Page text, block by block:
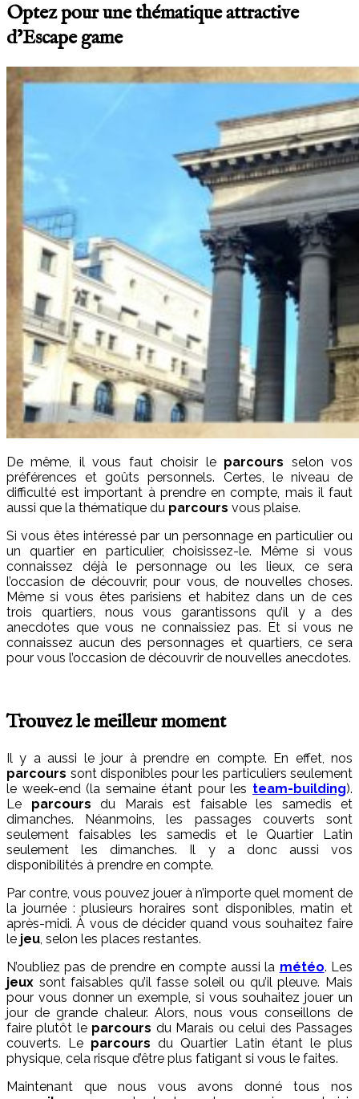
Optez pour une thématique attractive
d’Escape game
De même, il vous faut choisir le parcours selon vos
préférences et goûts personnels. Certes, le niveau de
difficulté est important à prendre en compte, mais il faut
aussi que la thématique du parcours vous plaise.
Si vous êtes intéressé par un personnage en particulier ou
un quartier en particulier, choisissez-le. Même si vous
connaissez déjà le personnage ou les lieux, ce sera
l’occasion de découvrir, pour vous, de nouvelles choses.
Même si vous êtes parisiens et habitez dans un de ces
trois quartiers, nous vous garantissons qu’il y a des
anecdotes que vous ne connaissiez pas. Et si vous ne
connaissez aucun des personnages et quartiers, ce sera
pour vous l’occasion de découvrir de nouvelles anecdotes.
Trouvez le meilleur moment
Il y a aussi le jour à prendre en compte. En effet, nos
parcours sont disponibles pour les particuliers seulement
le week-end (la semaine étant pour les team-building).
Le parcours du Marais est faisable les samedis et
dimanches. Néanmoins, les passages couverts sont
seulement faisables les samedis et le Quartier Latin
seulement les dimanches. Il y a donc aussi vos
disponibilités à prendre en compte.
Par contre, vous pouvez jouer à n’importe quel moment de
la journée : plusieurs horaires sont disponibles, matin et
après-midi. À vous de décider quand vous souhaitez faire
le jeu , selon les places restantes.
N’oubliez pas de prendre en compte aussi la météo. Les
jeux sont faisables qu’il fasse soleil ou qu’il pleuve. Mais
pour vous donner un exemple, si vous souhaitez jouer un
jour de grande chaleur. Alors, nous vous conseillons de
faire plutôt le parcours du Marais ou celui des Passages
couverts. Le parcours du Quartier Latin étant le plus
physique, cela risque d’être plus fatigant si vous le faites.
Maintenant que nous vous avons donné tous nos